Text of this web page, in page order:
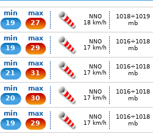
min
19
max
27
NNO
18 km/h
1018÷1019
mb
min
19
max
29
NNO
17 km/h
1016÷1018
mb
min
21
max
31
NNO
17 km/h
1016÷1018
mb
min
20
max
30
NNO
17 km/h
1016÷1018
mb
min
19
max
29
NNO
17 km/h
1016÷1018
mb